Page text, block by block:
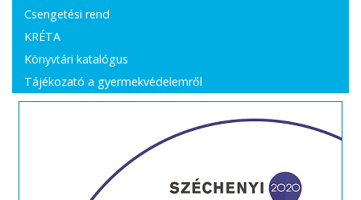
Csengetési rend
KRÉTA
Könyvtári katalógus
Tájékozató a gyermekvédelemről